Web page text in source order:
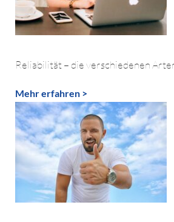
Reliabilität – die verschiedenen
Mehr erfahren >